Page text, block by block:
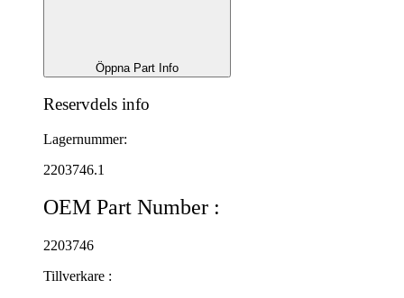
Öppna Part Info
Reservdels info
Lagernummer:
2203746.1
OEM Part Number :
2203746
Tillverkare :